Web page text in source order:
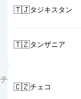
🇹🇯タジキスタン
🇹🇿タンザニア
チ
🇨🇿チェコ